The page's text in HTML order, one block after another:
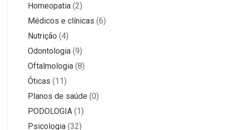
Homeopatia (2)
Médicos e clínicas (6)
Nutrição (4)
Odontologia (9)
Oftalmologia (8)
Óticas (11)
Planos de saúde (0)
PODOLOGIA (1)
Psicologia (32)